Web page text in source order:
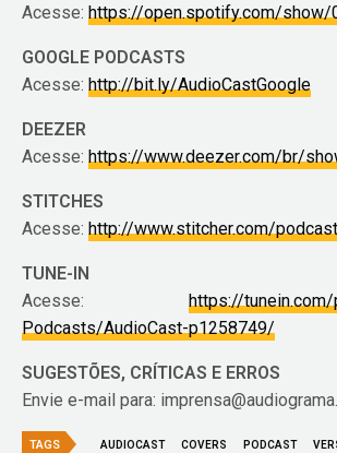
Acesse:https://open.spotify.com/show/
GOOGLE PODCASTS
Acesse:http://bit.ly/AudioCastGoogle
DEEZER
Acesse:https://www.deezer.com/br/
STITCHES
Acesse:http://www.stitcher.com/
TUNE-IN
Acesse: https://
Podcasts/AudioCast-p1258749/
SUGESTÕES, CRÍTICAS E ERROS
Envie e-mail para:
TAGS AUDIOCAST COVERS PODCAST